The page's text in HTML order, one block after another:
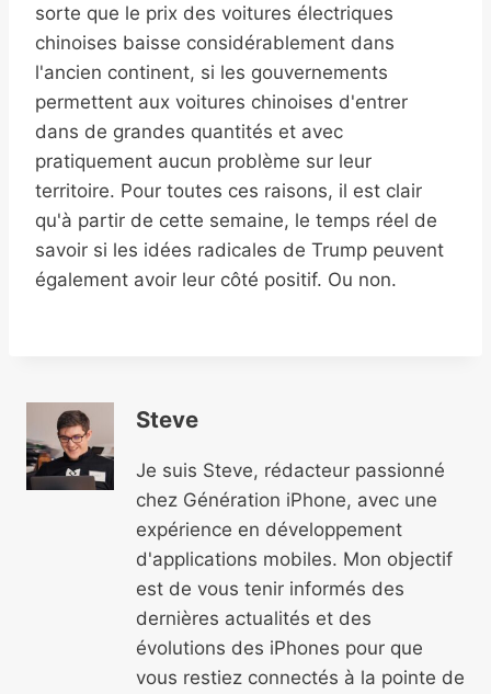
sorte que le prix des voitures électriques
chinoises baisse considérablement dans
l'ancien continent, si les gouvernements
permettent aux voitures chinoises d'entrer
dans de grandes quantités et avec
pratiquement aucun problème sur leur
territoire. Pour toutes ces raisons, il est clair
qu'à partir de cette semaine, le temps réel de
savoir si les idées radicales de Trump peuvent
également avoir leur côté positif. Ou non.
Steve
Je suis Steve, rédacteur passionné
chez Génération iPhone, avec une
expérience en développement
d'applications mobiles. Mon objectif
est de vous tenir informés des
dernières actualités et des
évolutions des iPhones pour que
vous restiez connectés à la pointe de